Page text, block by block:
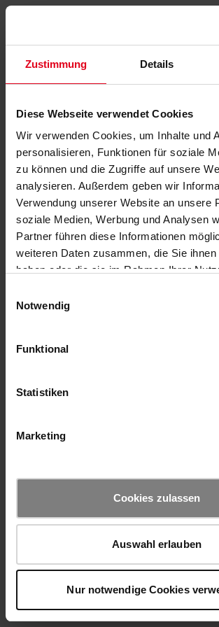
Zustimmung Details
Diese Webseite verwendet Cookies
Wir verwenden Cookies, um Inhalte und
personalisieren, Funktionen für soziale
zu können und die Zugriffe auf unsere
analysieren. Außerdem geben wir
Verwendung unserer Website an unsere
soziale Medien, Werbung und Analysen
Partner führen diese Informationen
weiteren Daten zusammen, die Sie
haben oder die sie im Rahmen Ihrer
Notwendig
Funktional
Statistiken
Marketing
Cookies zulassen
Auswahl erlauben
Nur notwendige Cookies